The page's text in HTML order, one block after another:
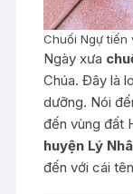
Chuối Ngự tiến
Ngày xưa
Chúa. Đây là
dưỡng. Nói
đến vùng đất
huyện Lý
đến với cái tên